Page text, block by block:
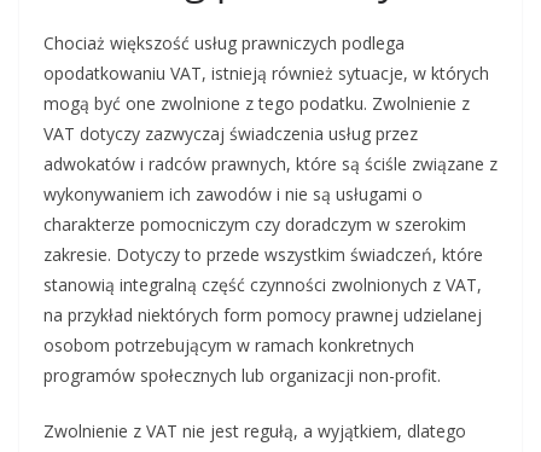
Chociaż większość usług prawniczych podlega
opodatkowaniu VAT, istnieją również sytuacje, w których
mogą być one zwolnione z tego podatku. Zwolnienie z
VAT dotyczy zazwyczaj świadczenia usług przez
adwokatów i radców prawnych, które są ściśle związane z
wykonywaniem ich zawodów i nie są usługami o
charakterze pomocniczym czy doradczym w szerokim
zakresie. Dotyczy to przede wszystkim świadczeń, które
stanowią integralną część czynności zwolnionych z VAT,
na przykład niektórych form pomocy prawnej udzielanej
osobom potrzebującym w ramach konkretnych
programów społecznych lub organizacji non-profit.
Zwolnienie z VAT nie jest regułą, a wyjątkiem, dlatego